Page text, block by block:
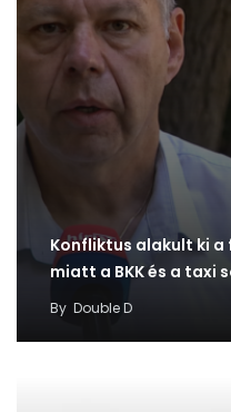
Konfliktus alakult ki
miatt a BKK és a taxi
By Double D